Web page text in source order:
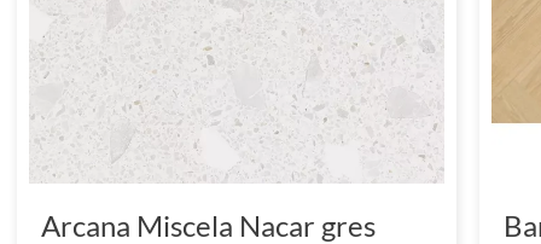
Arcana Miscela Nacar gres